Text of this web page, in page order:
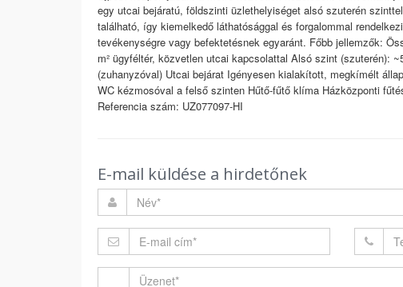
egy utcai bejáratú, földszinti üzlethelyiséget alsó szuterén
található, így kiemelkedő láthatósággal és forgalommal
tevékenységre vagy befektetésnek egyaránt. Főbb jellemzők:
m² ügyféltér, közvetlen utcai kapcsolattal Alsó szint (szuterén):
(zuhanyzóval) Utcai bejárat Igényesen kialakított, megkímélt
WC kézmosóval a felső szinten Hűtő-fűtő klíma Házközponti
Referencia szám: UZ077097-HI
E-mail küldése a hirdetőnek